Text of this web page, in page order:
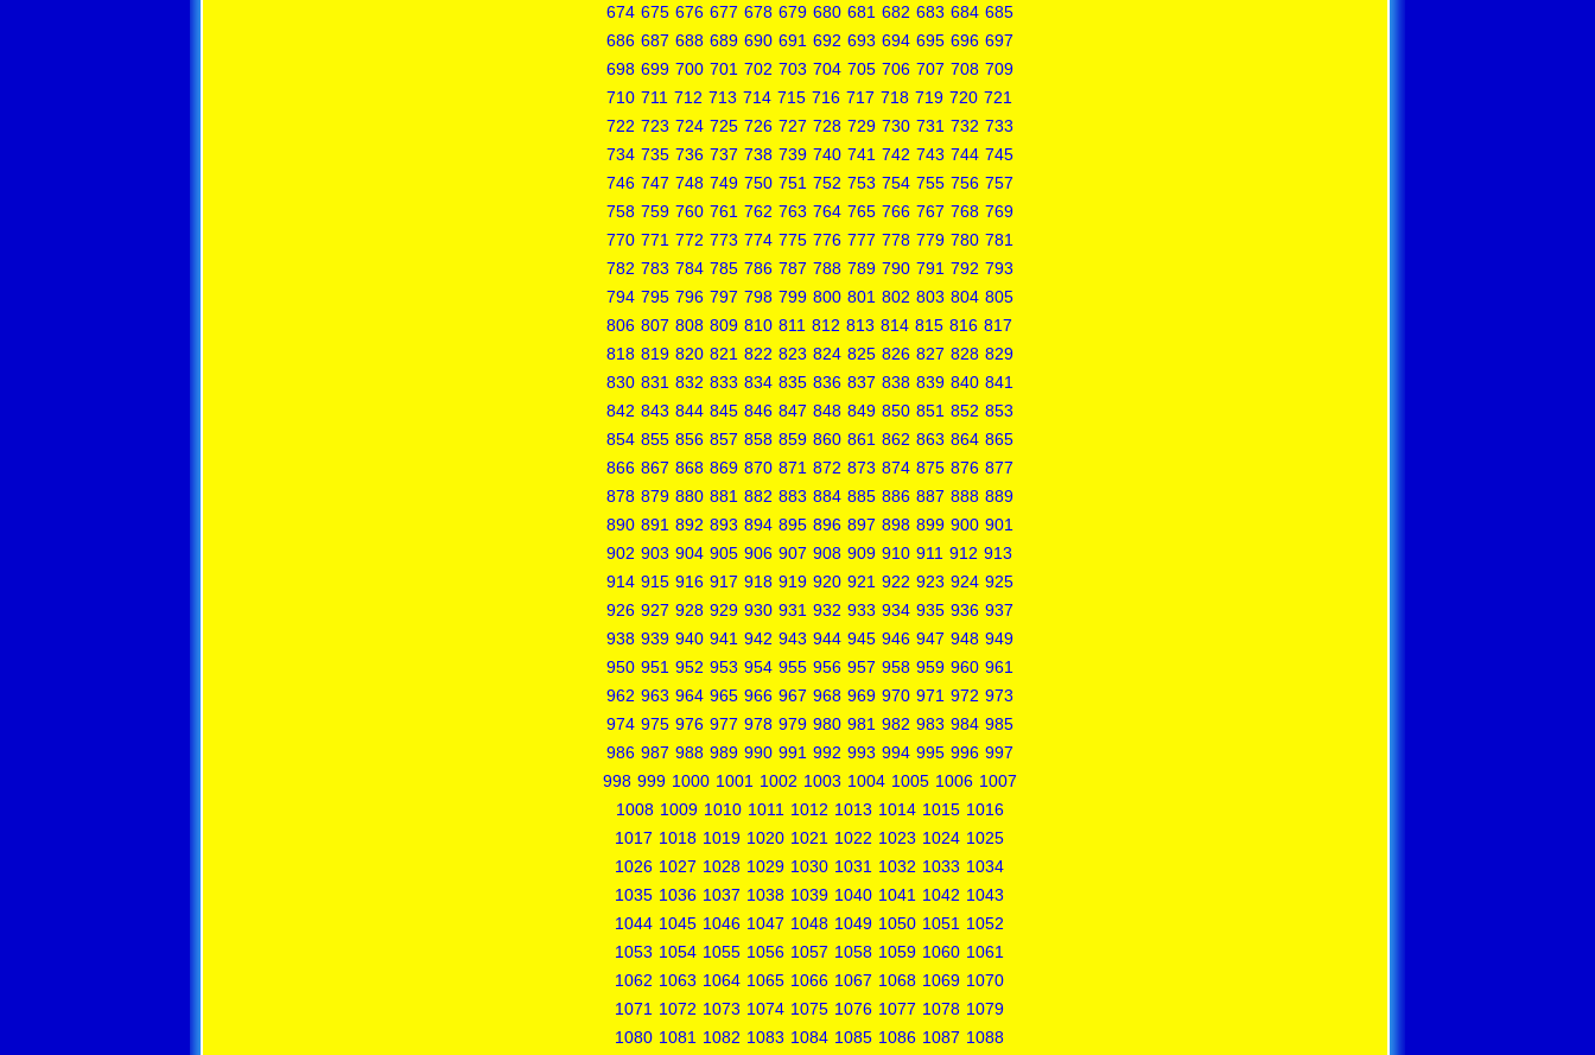
674 675 676 677 678 679 680 681 682 683 684 685
686 687 688 689 690 691 692 693 694 695 696 697
698 699 700 701 702 703 704 705 706 707 708 709
710 711 712 713 714 715 716 717 718 719 720 721
722 723 724 725 726 727 728 729 730 731 732 733
734 735 736 737 738 739 740 741 742 743 744 745
746 747 748 749 750 751 752 753 754 755 756 757
758 759 760 761 762 763 764 765 766 767 768 769
770 771 772 773 774 775 776 777 778 779 780 781
782 783 784 785 786 787 788 789 790 791 792 793
794 795 796 797 798 799 800 801 802 803 804 805
806 807 808 809 810 811 812 813 814 815 816 817
818 819 820 821 822 823 824 825 826 827 828 829
830 831 832 833 834 835 836 837 838 839 840 841
842 843 844 845 846 847 848 849 850 851 852 853
854 855 856 857 858 859 860 861 862 863 864 865
866 867 868 869 870 871 872 873 874 875 876 877
878 879 880 881 882 883 884 885 886 887 888 889
890 891 892 893 894 895 896 897 898 899 900 901
902 903 904 905 906 907 908 909 910 911 912 913
914 915 916 917 918 919 920 921 922 923 924 925
926 927 928 929 930 931 932 933 934 935 936 937
938 939 940 941 942 943 944 945 946 947 948 949
950 951 952 953 954 955 956 957 958 959 960 961
962 963 964 965 966 967 968 969 970 971 972 973
974 975 976 977 978 979 980 981 982 983 984 985
986 987 988 989 990 991 992 993 994 995 996 997
998 999 1000 1001 1002 1003 1004 1005 1006 1007
1008 1009 1010 1011 1012 1013 1014 1015 1016
1017 1018 1019 1020 1021 1022 1023 1024 1025
1026 1027 1028 1029 1030 1031 1032 1033 1034
1035 1036 1037 1038 1039 1040 1041 1042 1043
1044 1045 1046 1047 1048 1049 1050 1051 1052
1053 1054 1055 1056 1057 1058 1059 1060 1061
1062 1063 1064 1065 1066 1067 1068 1069 1070
1071 1072 1073 1074 1075 1076 1077 1078 1079
1080 1081 1082 1083 1084 1085 1086 1087 1088